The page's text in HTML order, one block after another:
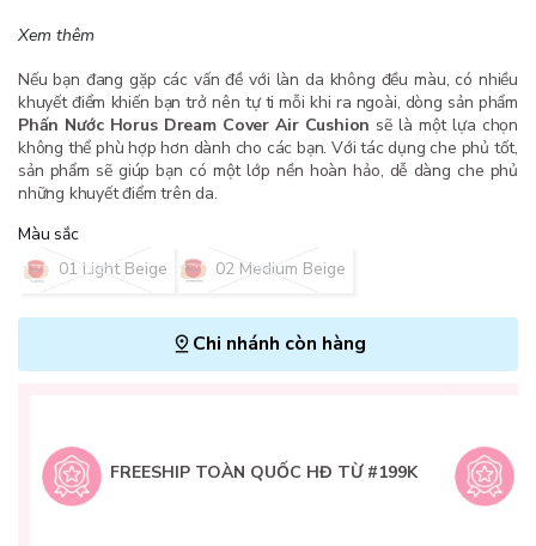
Xem thêm
Nếu bạn đang gặp các vấn đề với làn da không đều màu, có nhiều
khuyết điểm khiến bạn trở nên tự ti mỗi khi ra ngoài, dòng sản phẩm
Phấn Nước Horus Dream Cover Air Cushion sẽ là một lựa chọn
không thể phù hợp hơn dành cho các bạn. Với tác dụng che phủ tốt,
sản phẩm sẽ giúp bạn có một lớp nền hoàn hảo, dễ dàng che phủ
những khuyết điểm trên da.
Màu sắc
01 Light Beige
02 Medium Beige
Chi nhánh còn hàng
FREESHIP TOÀN QUỐC HĐ TỪ #199K